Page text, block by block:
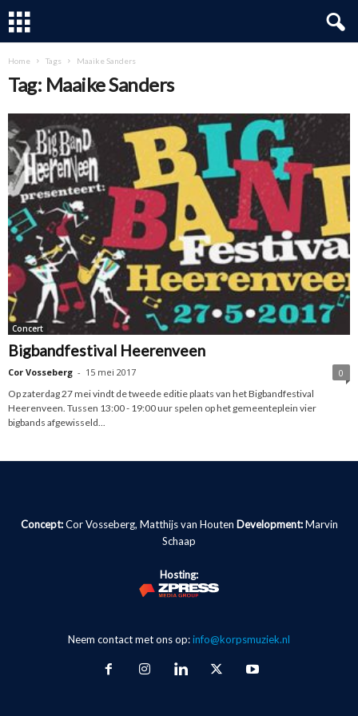
Home Tags Maaike Sanders
Tag: Maaike Sanders
Concert
Bigbandfestival Heerenveen
Cor Vosseberg - 15 mei 2017
0
Op zaterdag 27 mei vindt de tweede editie plaats van het Bigbandfestival
Heerenveen. Tussen 13:00 - 19:00 uur spelen op het gemeenteplein vier
bigbands afgewisseld...
Concept:Cor Vosseberg, Matthijs van Houten Development: Marvin
Schaap
Hosting:
Neem contact met ons op:info@korpsmuziek.nl